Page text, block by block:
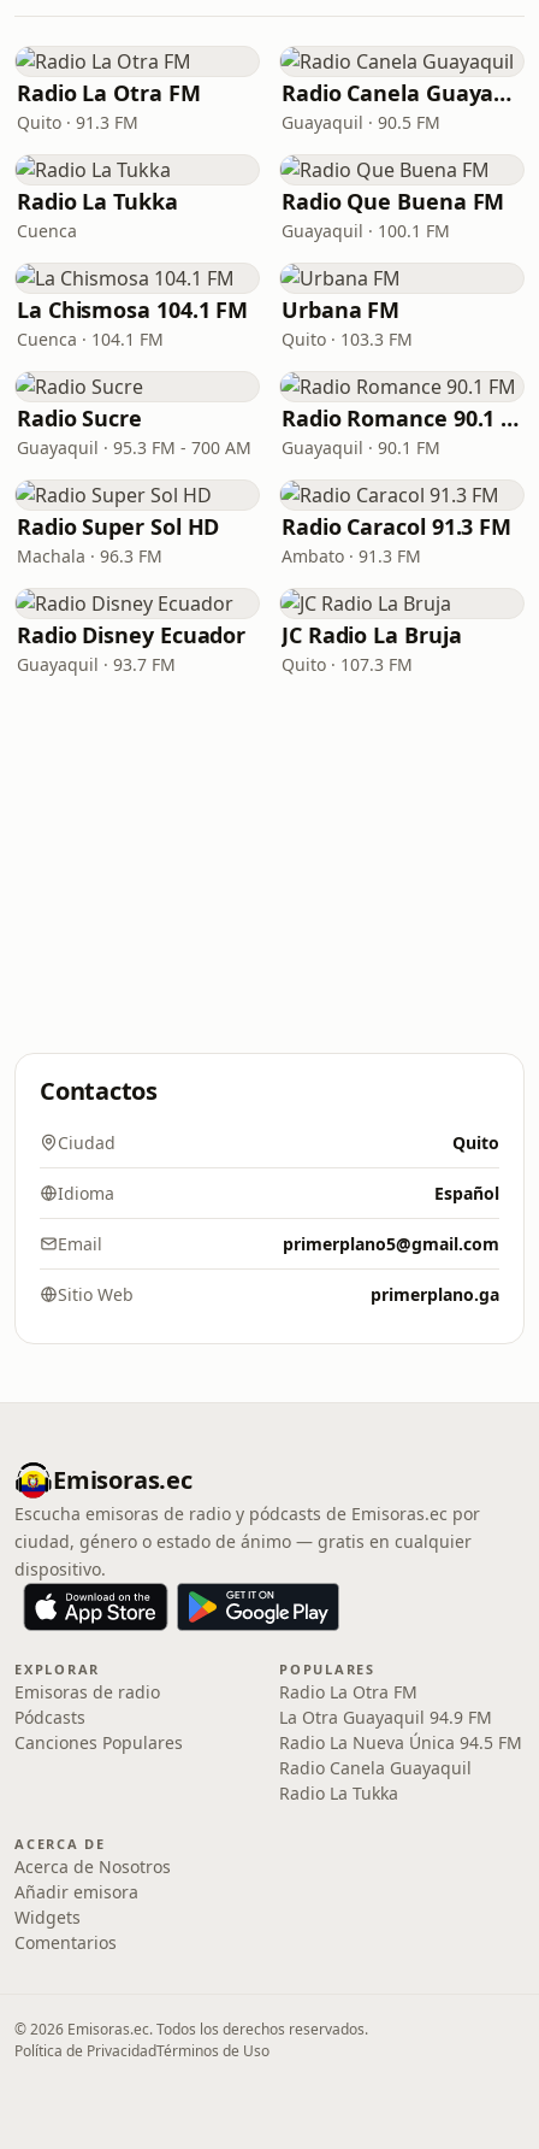
Radio La Otra FM
Quito · 91.3 FM
Radio Canela Guayaquil
Guayaquil · 90.5 FM
Radio La Tukka
Cuenca
Radio Que Buena FM
Guayaquil · 100.1 FM
La Chismosa 104.1 FM
Cuenca · 104.1 FM
Urbana FM
Quito · 103.3 FM
Radio Sucre
Guayaquil · 95.3 FM - 700 AM
Radio Romance 90.1 FM
Guayaquil · 90.1 FM
Radio Super Sol HD
Machala · 96.3 FM
Radio Caracol 91.3 FM
Ambato · 91.3 FM
Radio Disney Ecuador
Guayaquil · 93.7 FM
JC Radio La Bruja
Quito · 107.3 FM
Contactos
Ciudad Quito
Idioma Español
Email primerplano5@gmail.com
Sitio Web primerplano.ga
Emisoras.ec
Escucha emisoras de radio y pódcasts de Emisoras.ec por
ciudad, género o estado de ánimo — gratis en cualquier
dispositivo.
EXPLORAR
Emisoras de radio
Pódcasts
Canciones Populares
POPULARES
Radio La Otra FM
La Otra Guayaquil 94.9 FM
Radio La Nueva Única 94.5 FM
Radio Canela Guayaquil
Radio La Tukka
ACERCA DE
Acerca de Nosotros
Añadir emisora
Widgets
Comentarios
© 2026 Emisoras.ec. Todos los derechos reservados.
Política de PrivacidadTérminos de Uso